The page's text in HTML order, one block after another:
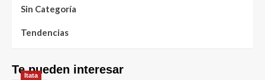
Sin Categoría
Tendencias
Te pueden interesar
Itata